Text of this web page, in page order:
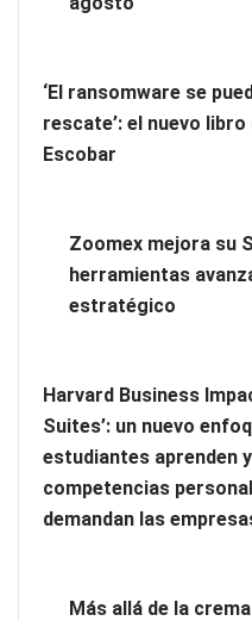
Zoomex mejora su
avanzadas para trading
Harvard Business Impact
nuevo enfoque sobre cómo
‘El ransomware se
rescate’: el nuevo
Escobar
Zoomex mejora su
herramientas
estratégico
Harvard Business
Suites’: un nuevo
estudiantes aprenden
competencias
demandan las
Más allá de la